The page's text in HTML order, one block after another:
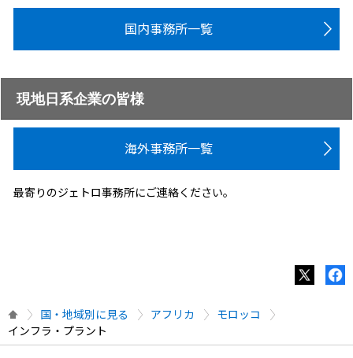
国内事務所一覧
現地日系企業の皆様
海外事務所一覧
最寄りのジェトロ事務所にご連絡ください。
国・地域別に見る アフリカ
モロッコ
インフラ・プラント